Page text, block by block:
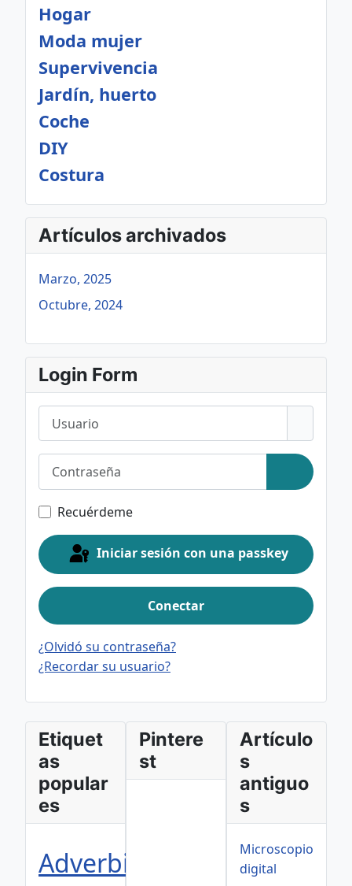
Hogar
Moda mujer
Supervivencia
Jardín, huerto
Coche
DIY
Costura
Artículos archivados
Marzo, 2025
Octubre, 2024
Login Form
Mostrar
Recuérdeme
Iniciar sesión con una passkey
Conectar
¿Olvidó su contraseña?
¿Recordar su usuario?
Etiquet
as
popular
es
Adverbios
Pintere
st
Artículo
s
antiguo
s
Microscopio
digital